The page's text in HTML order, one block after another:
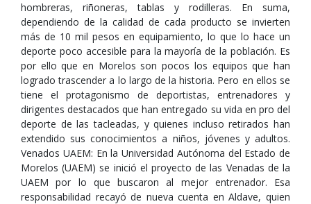
hombreras, riñoneras, tablas y rodilleras. En suma,
dependiendo de la calidad de cada producto se invierten
más de 10 mil pesos en equipamiento, lo que lo hace un
deporte poco accesible para la mayoría de la población. Es
por ello que en Morelos son pocos los equipos que han
logrado trascender a lo largo de la historia. Pero en ellos se
tiene el protagonismo de deportistas, entrenadores y
dirigentes destacados que han entregado su vida en pro del
deporte de las tacleadas, y quienes incluso retirados han
extendido sus conocimientos a niños, jóvenes y adultos.
Venados UAEM: En la Universidad Autónoma del Estado de
Morelos (UAEM) se inició el proyecto de las Venadas de la
UAEM por lo que buscaron al mejor entrenador. Esa
responsabilidad recayó de nueva cuenta en Aldave, quien